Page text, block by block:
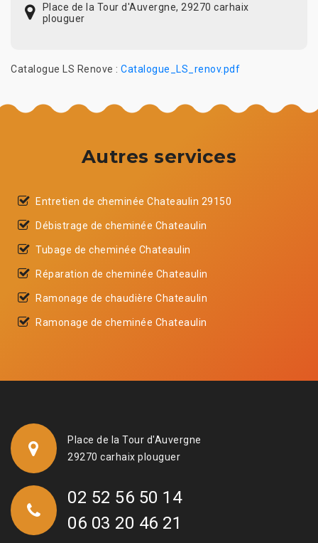
Place de la Tour d'Auvergne, 29270 carhaix
plouguer
Catalogue LS Renove : Catalogue_LS_renov.pdf
Autres services
Entretien de cheminée Chateaulin 29150
Débistrage de cheminée Chateaulin
Tubage de cheminée Chateaulin
Réparation de cheminée Chateaulin
Ramonage de chaudière Chateaulin
Ramonage de cheminée Chateaulin
Place de la Tour d'Auvergne
29270 carhaix plouguer
02 52 56 50 14
06 03 20 46 21